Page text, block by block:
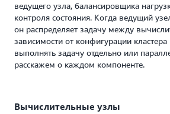
ведущего узла, балансировщика
контроля состояния. Когда ведущий
он распределяет задачу между
зависимости от конфигурации
выполнять задачу отдельно или
расскажем о каждом компоненте.
Вычислительные узлы